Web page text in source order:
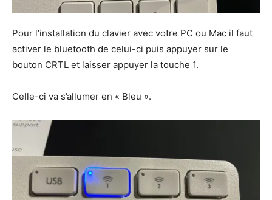
Pour l’installation du clavier avec votre PC ou Mac il faut
activer le bluetooth de celui-ci puis appuyer sur le
bouton CRTL et laisser appuyer la touche 1.
Celle-ci va s’allumer en « Bleu ».